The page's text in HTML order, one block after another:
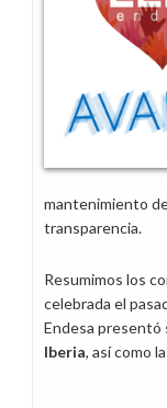
mantenimiento
transparencia.
Resumimos los
celebrada el
Endesa presentó
Iberia, así como